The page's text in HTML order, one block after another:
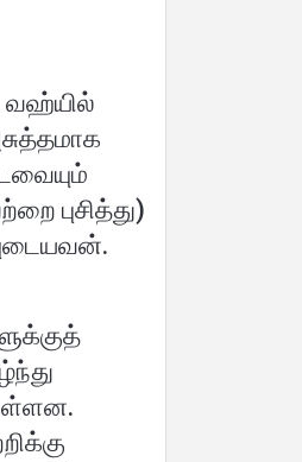
வஹ்யில்
புசித்து)